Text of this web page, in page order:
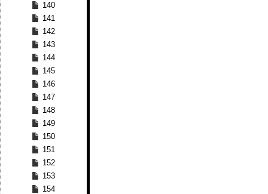
140
141
142
143
144
145
146
147
148
149
150
151
152
153
154